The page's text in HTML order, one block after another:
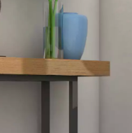
ALEXANDRIT